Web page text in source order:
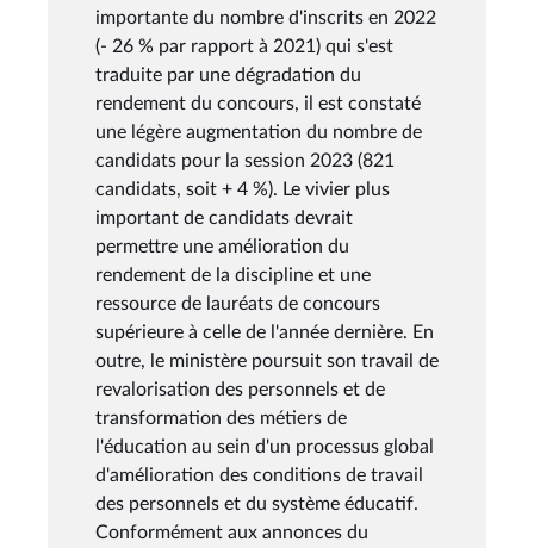
importante du nombre d'inscrits en 2022
(- 26 % par rapport à 2021) qui s'est
traduite par une dégradation du
rendement du concours, il est constaté
une légère augmentation du nombre de
candidats pour la session 2023 (821
candidats, soit + 4 %). Le vivier plus
important de candidats devrait
permettre une amélioration du
rendement de la discipline et une
ressource de lauréats de concours
supérieure à celle de l'année dernière. En
outre, le ministère poursuit son travail de
revalorisation des personnels et de
transformation des métiers de
l'éducation au sein d'un processus global
d'amélioration des conditions de travail
des personnels et du système éducatif.
Conformément aux annonces du